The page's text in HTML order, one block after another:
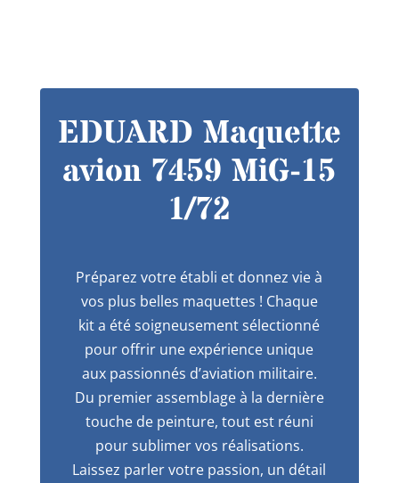
EDUARD Maquette
avion 7459 MiG-15
1/72
Préparez votre établi et donnez vie à
vos plus belles maquettes ! Chaque
kit a été soigneusement sélectionné
pour offrir une expérience unique
aux passionnés d’aviation militaire.
Du premier assemblage à la dernière
touche de peinture, tout est réuni
pour sublimer vos réalisations.
Laissez parler votre passion, un détail